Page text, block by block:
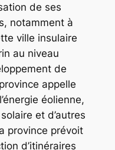
de ses
notamment à
ville insulaire
au niveau
de
appelle
éolienne,
et d’autres
province prévoit
d’itinéraires